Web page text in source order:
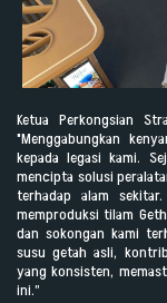
Ketua Perkongsian
"Menggabungkan
kepada legasi kami.
mencipta solusi
terhadap alam
memproduksi tilam
dan sokongan kami
susu getah asli,
yang konsisten,
ini.”